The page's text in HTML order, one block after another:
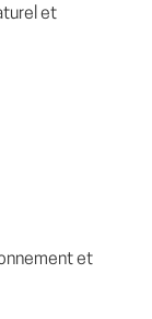
et
et